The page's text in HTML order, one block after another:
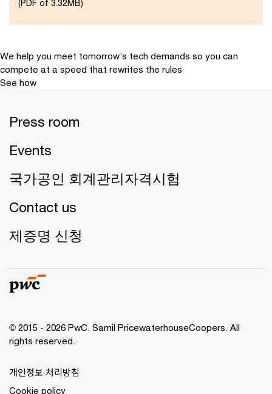
(PDF of 3.32MB)
We help you meet tomorrow’s tech demands so you can
compete at a speed that rewrites the rules
See how
Press room
Events
국가공인 회계관리자격시험
Contact us
제증명 신청
© 2015 - 2026 PwC. Samil PricewaterhouseCoopers. All
rights reserved.
개인정보 처리방침
Cookie policy